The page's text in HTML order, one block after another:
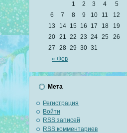
« Фев
1 2 3 4
5
6
7 8 9 10 11
12
13
14 15 16 17 18
19
20 21 22 23 24 25
26
27
28 29 30 31
Мета
Регистрация
Войти
RSS записей
RSS комментариев